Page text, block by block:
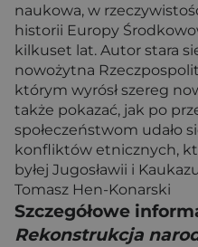
naukowa, w
historii Europy
kilkuset lat. Autor stara
nowożytna
którym wyrósł szereg
także pokazać, jak po
społeczeństwom udało
konfliktów etnicznych,
byłej Jugosławii i
Tomasz Hen-Konarski
Szczegółowe
Rekonstrukcja